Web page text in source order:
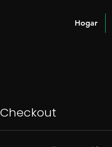
Hogar
Checkout